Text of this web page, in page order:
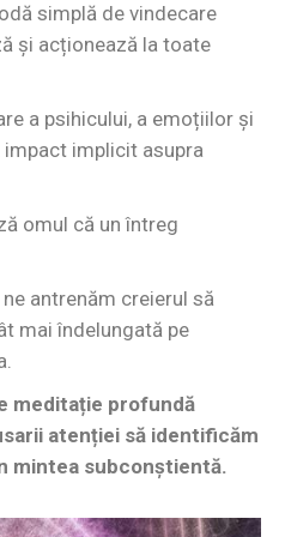
simplă de vindecare
și acționează la toate
a psihicului, a emoțiilor și
impact implicit asupra
omul că un întreg
antrenăm creierul să
mai îndelungată pe
meditație profundă
atenției să identificăm
mintea subconștientă.